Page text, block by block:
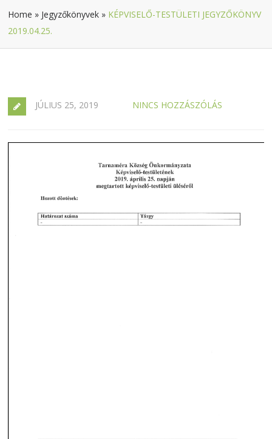
Home » Jegyzőkönyvek » KÉPVISELŐ-TESTÜLETI JEGYZŐKÖNYV
2019.04.25.
JÚLIUS 25, 2019 NINCS HOZZÁSZÓLÁS